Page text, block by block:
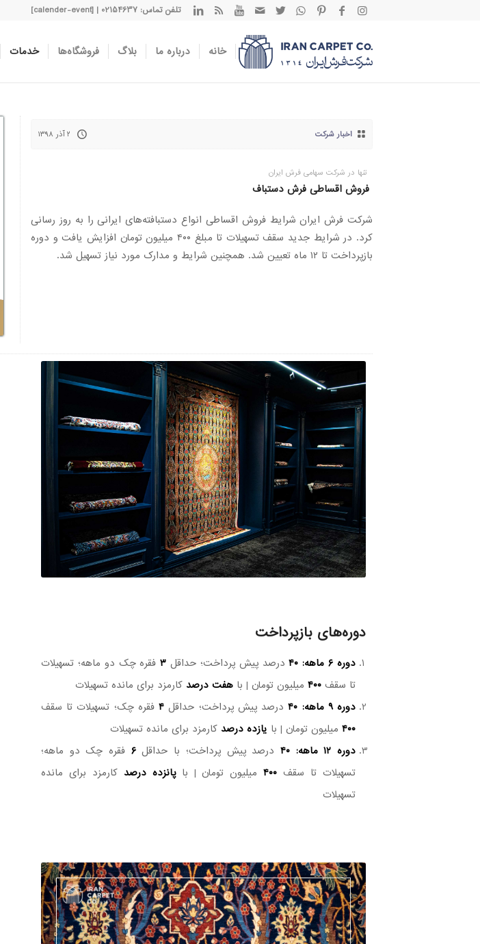
تلفن تماس: 02154637 | [calender-event]
خانه درباره ما بلاگ فروشگاه‌ها خدمات
اخبار شرکت ۲ آذر ۱۳۹۸
تنها در شرکت سهامی فرش ایران
فروش اقساطی فرش دستباف
شرکت فرش ایران شرایط فروش اقساطی انواع دستبافته‌های ایرانی را به روز رسانی
کرد. در شرایط جدید سقف تسهیلات تا مبلغ ۴۰۰ میلیون تومان افزایش یافت و دوره
بازپرداخت تا ۱۲ ماه تعیین شد. همچنین شرایط و مدارک مورد نیاز تسهیل شد.
دوره‌های بازپرداخت
دوره ۶ ماهه: ۴۰درصد پیش پرداخت؛ حداقل ۳ فقره چک دو ماهه؛ تسهیلات
تا سقف ۴۰۰ میلیون تومان | با هفت درصد کارمزد برای مانده تسهیلات
دوره ۹ ماهه:
۴۰ درصد پیش پرداخت؛ حداقل ۴ فقره چک؛ تسهیلات تا سقف
۴۰۰ میلیون تومان | با یازده درصد کارمزد برای مانده تسهیلات
دوره ۱۲ ماهه:
۴۰ درصد پیش پرداخت؛ با حداقل۶ فقره چک دو ماهه؛
تسهیلات تا سقف ۴۰۰میلیون تومان | باپانزده درصد کارمزد برای مانده
تسهیلات